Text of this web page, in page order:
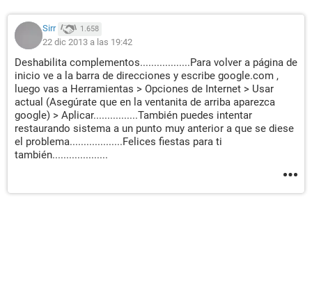
Sirr 1.658
22 dic 2013 a las 19:42
Deshabilita complementos..................Para volver a página de
inicio ve a la barra de direcciones y escribe google.com ,
luego vas a Herramientas > Opciones de Internet > Usar
actual (Asegúrate que en la ventanita de arriba aparezca
google) > Aplicar................También puedes intentar
restaurando sistema a un punto muy anterior a que se diese
el problema...................Felices fiestas para ti
también....................